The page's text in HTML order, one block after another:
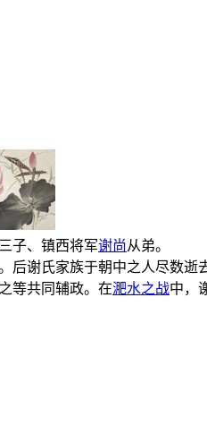
子、镇西将军谢尚从弟。
后谢氏家族于朝中之人尽数
等共同辅政。在淝水之战中，